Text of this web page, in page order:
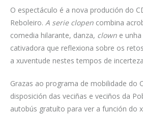
O espectáculo é a nova produción do
Reboleiro. A serie clopen combina
comedia hilarante, danza, clown e
cativadora que reflexiona sobre os
a xuventude nestes tempos de
Grazas ao programa de mobilidade do
disposición das veciñas e veciños da
autobús gratuíto para ver a función do